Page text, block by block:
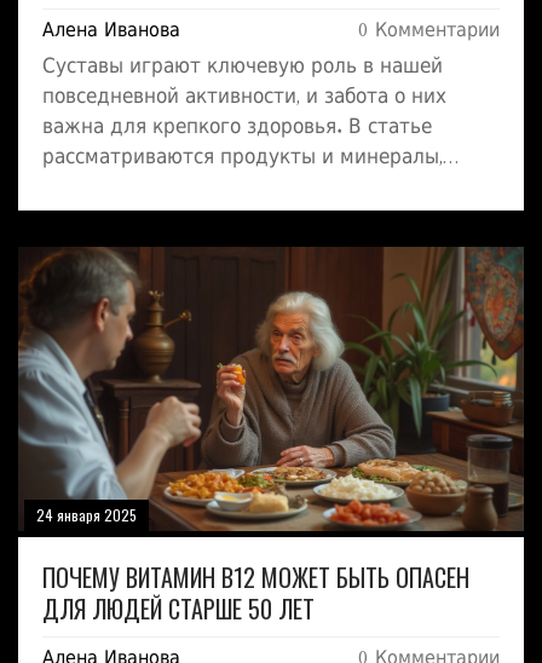
Алена Иванова 0 Комментарии
Суставы играют ключевую роль в нашей
повседневной активности, и забота о них
важна для крепкого здоровья. В статье
рассматриваются продукты и минералы,
укреплению хрящей. Примечательные факты
о влиянии различных минералов на здоровье
суставов раскрываются в деталях. Также
даются советы по ведению образа жизни,
который поддерживает здоровье суставов.
Читатели найдут полезные рекомендации по
добавлению нужных элементов в
повседневный рацион.
24 января 2025
ПОЧЕМУ ВИТАМИН B12 МОЖЕТ БЫТЬ ОПАСЕН
ДЛЯ ЛЮДЕЙ СТАРШЕ 50 ЛЕТ